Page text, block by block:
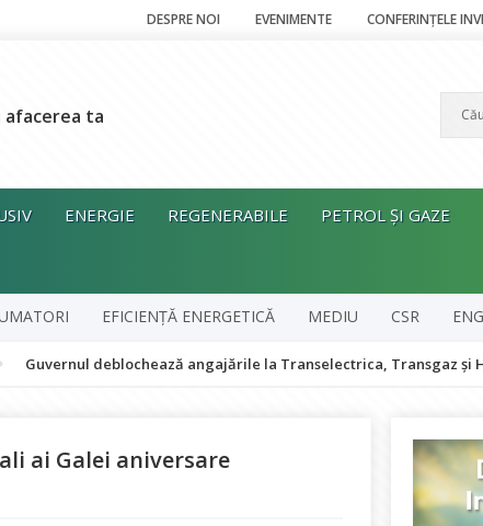
DESPRE NOI EVENIMENTE CONFERINȚELE
ta
ENERGIE REGENERABILE PETROL ȘI GAZE
EFICIENȚĂ ENERGETICĂ MEDIU CSR
deblochează angajările la Transelectrica, Transgaz și
ai Galei aniversare